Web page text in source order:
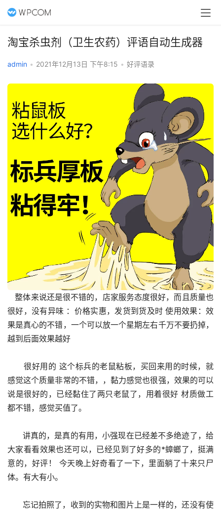
淘宝杀虫剂（卫生农药）评语自动生成器
admin • 2021年12月13日 下午8:15 • 好评语录
   整体来说还是很不错的，店家服务态度很好，而且质量也
很好，没有异味 ：价格实惠，发货到货及时 使用效果：效
果是真心的不错，一个可以放一个星期左右千万不要扔掉，
越到后面效果越好
感觉这个质量非常的不错，，黏力感觉也很强，效果的可以
说是很好的，已经黏住了两只老鼠了，用着很好 材质做工
都不错，感觉买值了。
大家看看效果也还可以，已经见到了好多的*蟑螂了，挺满
意的，好评！ 今天晚上好奇看了一下，里面躺了十来只尸
体。有大有小。